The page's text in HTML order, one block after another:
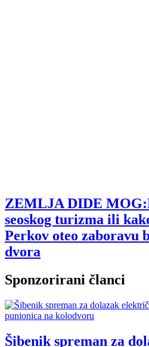
ZEMLJA DIDE
seoskog turizma ili
Perkov oteo zaboravu
dvora
Sponzorirani članci
Šibenik spreman za